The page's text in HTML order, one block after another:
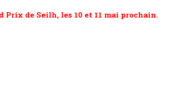
Prix de Seilh, les 10 et 11 mai prochain.